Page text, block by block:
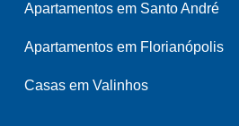
Apartamentos em Santo André
Apartamentos em Florianópolis
Casas em Valinhos